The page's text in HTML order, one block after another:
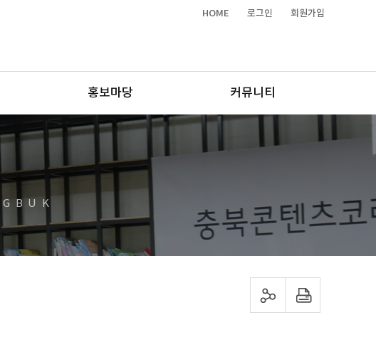
HOME 로그인 회원가입
홍보마당 커뮤니티
sns 공유하기 프린트하기